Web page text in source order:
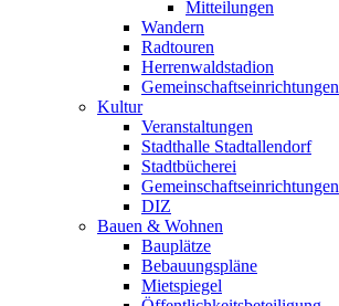
Mitteilungen
Wandern
Radtouren
Herrenwaldstadion
Gemeinschaftseinrichtungen
Kultur
Veranstaltungen
Stadthalle Stadtallendorf
Stadtbücherei
Gemeinschaftseinrichtungen
DIZ
Bauen & Wohnen
Bauplätze
Bebauungspläne
Mietspiegel